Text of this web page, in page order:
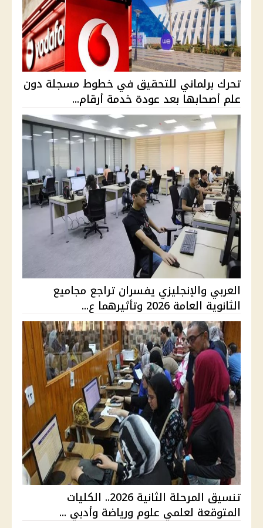
تحرك برلماني للتحقيق في خطوط مسجلة دون
علم أصحابها بعد عودة خدمة أرقام...
العربي والإنجليزي يفسران تراجع مجاميع
الثانوية العامة 2026 وتأثيرهما ع...
تنسيق المرحلة الثانية 2026.. الكليات
المتوقعة لعلمي علوم ورياضة وأدبي ...